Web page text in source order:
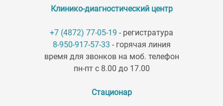
Клинико-диагностический центр
+7 (4872) 77-05-19 - регистратура
8-950-917-57-33 - горячая линия
время для звонков на моб. телефон
пн-пт с 8.00 до 17.00
Стационар